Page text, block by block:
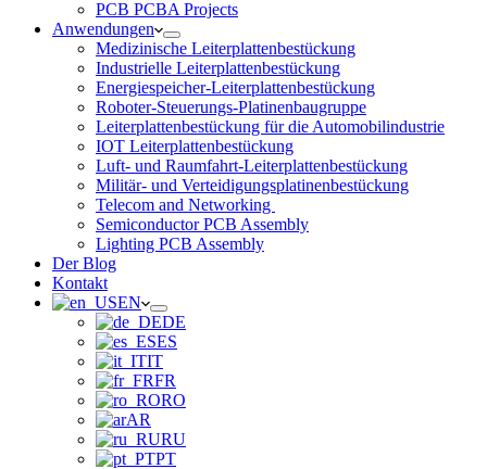
PCB PCBA Projects
Anwendungen
Medizinische Leiterplattenbestückung
Industrielle Leiterplattenbestückung
Energiespeicher-Leiterplattenbestückung
Roboter-Steuerungs-Platinenbaugruppe
Leiterplattenbestückung für die Automobilindustrie
IOT Leiterplattenbestückung
Luft- und Raumfahrt-Leiterplattenbestückung
Militär- und Verteidigungsplatinenbestückung
Telecom and Networking
Semiconductor PCB Assembly
Lighting PCB Assembly
Der Blog
Kontakt
EN
DE
ES
IT
FR
RO
AR
RU
PT